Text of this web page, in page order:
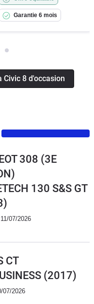
Garantie 6 mois
Civic 8 d'occasion
308 (3E
130 S&S GT
11/07/2026
CT
(2017)
07/2026